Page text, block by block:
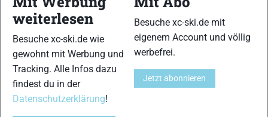
23 24
weiterlesen
Besuche xc-ski.de wie
gewohnt mit Werbung und
Tracking. Alle Infos dazu
findest du in der
Datenschutzerklärung!
Besuche xc-ski.de mit
eigenem Account und völlig
werbefrei.
Jetzt abonnieren